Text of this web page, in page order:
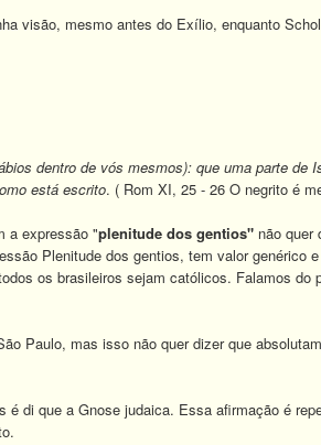
visão, mesmo antes do Exílio, enquanto
dentro de vós mesmos): que uma parte de
está escrito. ( Rom XI, 25 - 26 O negrito é
a expressão "plenitude dos gentios" não quer
Plenitude dos gentios, tem valor genérico
os brasileiros sejam católicos. Falamos do
Paulo, mas isso não quer dizer que
di que a Gnose judaica. Essa afirmação é